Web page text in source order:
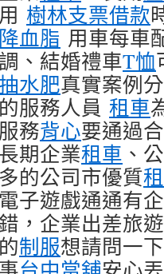
樹林支票借款
降血脂 用車每車
、結婚禮車T恤
水肥真實案例
服務人員 租車
務背心要通過
期企業租車 、
的公司市優質
子遊戲通通有
，企業出差旅
制服想請問一